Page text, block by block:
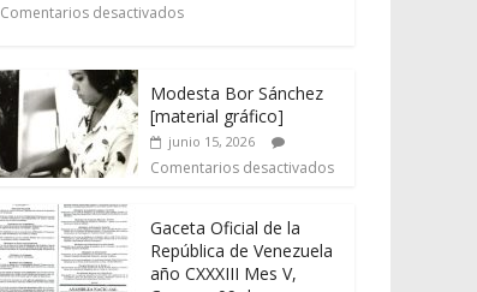
Comentarios desactivados
Modesta Bor Sánchez
[material gráfico]
junio 15, 2026
Comentarios desactivados
Gaceta Oficial de la
República de Venezuela
año CXXXIII Mes V,